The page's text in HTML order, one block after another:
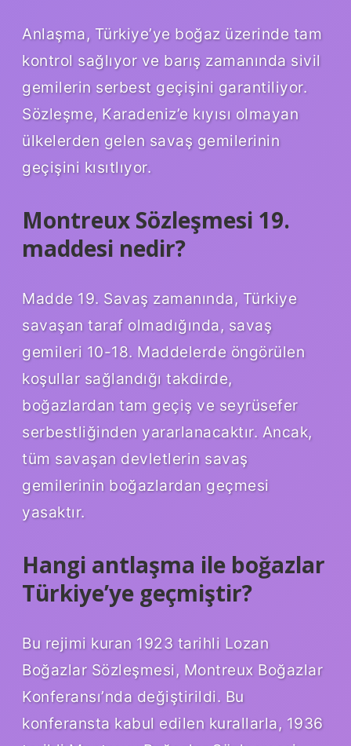
Anlaşma, Türkiye’ye boğaz üzerinde tam
kontrol sağlıyor ve barış zamanında sivil
gemilerin serbest geçişini garantiliyor.
Sözleşme, Karadeniz’e kıyısı olmayan
ülkelerden gelen savaş gemilerinin
geçişini kısıtlıyor.
Montreux Sözleşmesi 19.
maddesi nedir?
Madde 19. Savaş zamanında, Türkiye
savaşan taraf olmadığında, savaş
gemileri 10-18. Maddelerde öngörülen
koşullar sağlandığı takdirde,
boğazlardan tam geçiş ve seyrüsefer
serbestliğinden yararlanacaktır. Ancak,
tüm savaşan devletlerin savaş
gemilerinin boğazlardan geçmesi
yasaktır.
Hangi antlaşma ile boğazlar
Türkiye’ye geçmiştir?
Bu rejimi kuran 1923 tarihli Lozan
Boğazlar Sözleşmesi, Montreux Boğazlar
Konferansı’nda değiştirildi. Bu
konferansta kabul edilen kurallarla, 1936